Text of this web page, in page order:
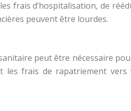
frais d’hospitalisation, de
peuvent être lourdes.
peut être nécessaire
frais de rapatriement